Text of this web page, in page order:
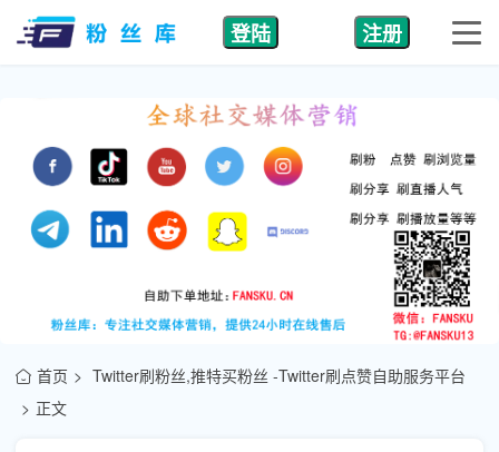
登陆 注册
首页
Twitter刷粉丝,推特买粉丝 -Twitter刷点赞自助服务平台
正文